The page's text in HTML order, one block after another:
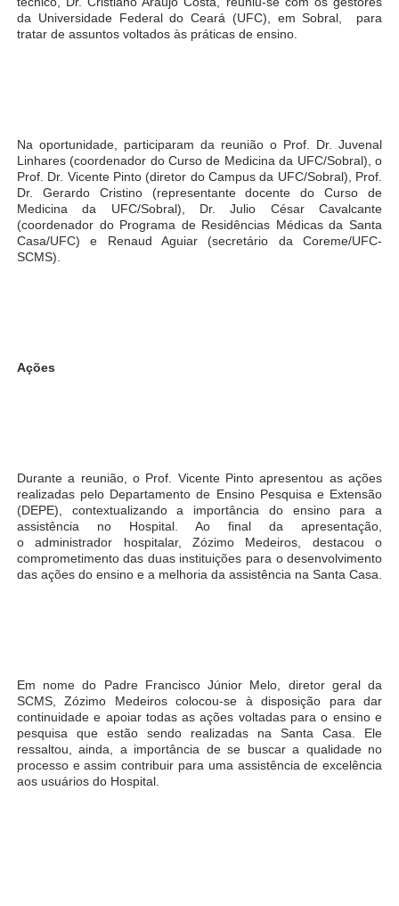
da Universidade Federal do Ceará (UFC), em Sobral, para
tratar de assuntos voltados às práticas de ensino.
Na oportunidade, participaram da reunião o Prof. Dr. Juvenal
Linhares (coordenador do Curso de Medicina da UFC/Sobral), o
Prof. Dr. Vicente Pinto (diretor do Campus da UFC/Sobral), Prof.
Dr. Gerardo Cristino (representante docente do Curso de
Medicina da UFC/Sobral), Dr. Julio César Cavalcante
(coordenador do Programa de Residências Médicas da Santa
Casa/UFC) e Renaud Aguiar (secretário da Coreme/UFC-
SCMS).
Ações
Durante a reunião, o Prof. Vicente Pinto apresentou as ações
realizadas pelo Departamento de Ensino Pesquisa e Extensão
(DEPE), contextualizando a importância do ensino para a
assistência no Hospital. Ao final da apresentação,
o administrador hospitalar, Zózimo Medeiros, destacou o
comprometimento das duas instituições para o desenvolvimento
das ações do ensino e a melhoria da assistência na Santa Casa.
Em nome do Padre Francisco Júnior Melo, diretor geral da
SCMS, Zózimo Medeiros colocou-se à disposição para dar
continuidade e apoiar todas as ações voltadas para o ensino e
pesquisa que estão sendo realizadas na Santa Casa. Ele
ressaltou, ainda, a importância de se buscar a qualidade no
processo e assim contribuir para uma assistência de excelência
aos usuários do Hospital.